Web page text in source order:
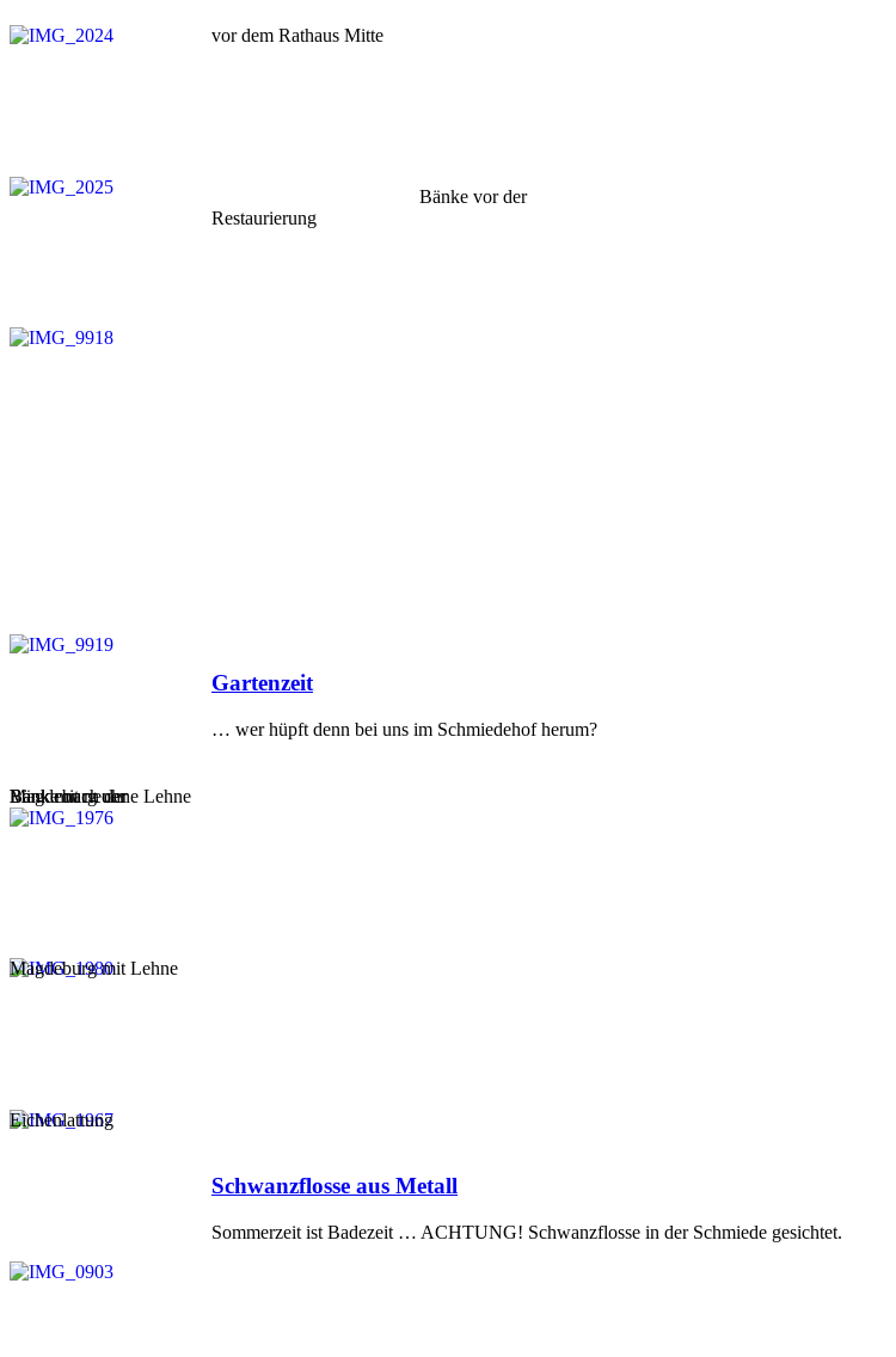
vor dem Rathaus Mitte
Magdeburg ohne Lehne
Magdeburg mit Lehne
Bank mit neuer
Eichenlattung
Bänke nach der
Bänke vor der
Restaurierung
Veröffentlicht
Gartenzeit
… wer hüpft denn bei uns im Schmiedehof herum?
Veröffentlicht
Schwanzflosse aus Metall
Sommerzeit ist Badezeit … ACHTUNG! Schwanzflosse in der Schmiede gesichtet.